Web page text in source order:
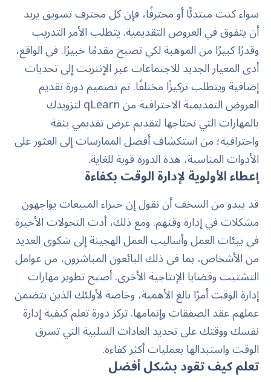
سواء كنت مبتدئًا أو محترفًا، فإن كل محترف تسويق يريد
أن يتفوق في العروض التقديمية. يتطلب الأمر التدريب
وقدرًا كبيرًا من الموهبة لكي تصبح مقدمًا خبيرًا. في الواقع،
أدى المعيار الجديد للاجتماعات عبر الإنترنت إلى تحديات
إضافية ويتطلب تركيزًا مختلفًا. تم تصميم دورةتقديم
العروض التقديمية الاحترافية من qLearn لتزويدك
بالمهارات التي تحتاجها لتقديم عرض تقديمي بثقة
واحترافية؛ من استكشاف أفضل الممارسات إلى العثور على
الأدوات المناسبة، هذه الدورة قوية للغاية.
إعطاء الأولوية لإدارة الوقت بكفاءة
قد يبدو من السخف أن نقول إن خبراء المبيعات يواجهون
مشكلات في إدارة وقتهم. ومع ذلك، أدت التحولات الأخيرة
في بيئات العمل وأساليب العمل الهجينة إلى شكوى العديد
من الأشخاص، بما في ذلك البائعون المباشرون، من عوامل
التشتيت وقضايا الإنتاجية الأخرى. أصبح تطوير مهارات
إدارة الوقت أمرًا بالغ الأهمية، وخاصة لأولئك الذين يتضمن
عملهم عقد الصفقات وإتمامها. تركز دورة تعلم كيفية إدارة
نفسك ووقتك على تحديد العادات السلبية التي تسرق
الوقت واستبدالها بعمليات أكثر كفاءة.
تعلم كيف تقود بشكل أفضل